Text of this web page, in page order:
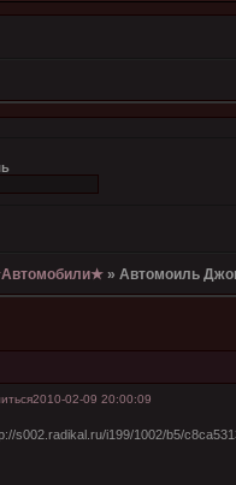
»Автомоиль
2010-02-09 20:00:09